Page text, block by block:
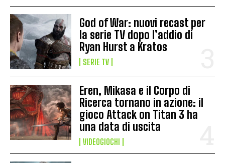
God of War: nuovi recast per
la serie TV dopo l’addio di
Ryan Hurst a Kratos
SERIE TV
Eren, Mikasa e il Corpo di
Ricerca tornano in azione: il
gioco Attack on Titan 3 ha
una data di uscita
VIDEOGIOCHI